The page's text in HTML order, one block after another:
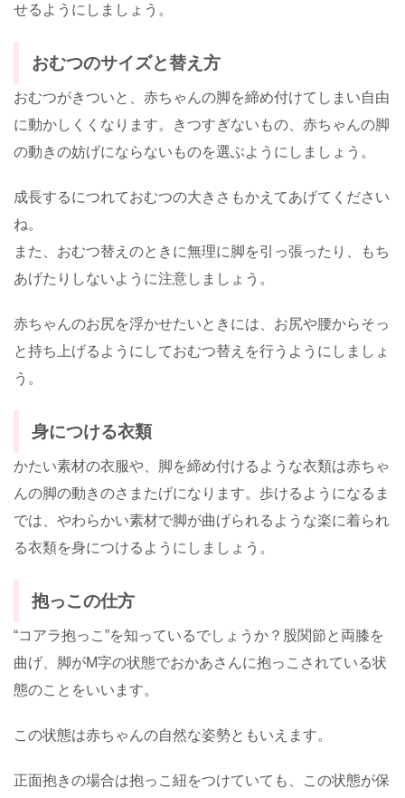
せるようにしましょう。
おむつのサイズと替え方
おむつがきついと、赤ちゃんの脚を締め付けてしまい自由
に動かしくくなります。きつすぎないもの、赤ちゃんの脚
の動きの妨げにならないものを選ぶようにしましょう。
成長するにつれておむつの大きさもかえてあげてください
ね。
また、おむつ替えのときに無理に脚を引っ張ったり、もち
あげたりしないように注意しましょう。
赤ちゃんのお尻を浮かせたいときには、お尻や腰からそっ
と持ち上げるようにしておむつ替えを行うようにしましょ
う。
身につける衣類
かたい素材の衣服や、脚を締め付けるような衣類は赤ちゃ
んの脚の動きのさまたげになります。歩けるようになるま
では、やわらかい素材で脚が曲げられるような楽に着られ
る衣類を身につけるようにしましょう。
抱っこの仕方
“コアラ抱っこ”を知っているでしょうか？股関節と両膝を
曲げ、脚がM字の状態でおかあさんに抱っこされている状
態のことをいいます。
この状態は赤ちゃんの自然な姿勢ともいえます。
正面抱きの場合は抱っこ紐をつけていても、この状態が保